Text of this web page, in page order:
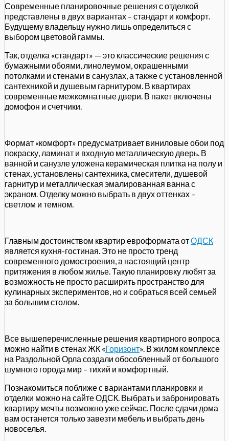
Современные планировочные решения с отделкой
представлены в двух вариантах – стандарт и комфорт.
Будущему владельцу нужно лишь определиться с
выбором цветовой гаммы.
Так, отделка «стандарт» — это классические решения с
бумажными обоями, линолеумом, окрашенными
потолками и стенами в санузлах, а также с установленной
сантехникой и душевым гарнитуром. В квартирах
современные межкомнатные двери. В пакет включены
домофон и счетчики.
Формат «комфорт» предусматривает виниловые обои под
покраску, ламинат и входную металлическую дверь. В
ванной и санузле уложена керамическая плитка на полу и
стенах, установлены сантехника, смесители, душевой
гарнитур и металлическая эмалированная ванна с
экраном. Отделку можно выбрать в двух оттенках –
светлом и темном.
Главным достоинством квартир евроформата отОДСК
является кухня-гостиная. Это не просто тренд
современного домостроения, а настоящий центр
притяжения в любом жилье. Такую планировку любят за
возможность не просто расширить пространство для
кулинарных экспериментов, но и собраться всей семьей
за большим столом.
Все вышеперечисленные решения квартирного вопроса
можно найти в стенах ЖК «Горизонт». В жилом комплексе
на Раздольной Орла создали обособленный от большого
шумного города мир – тихий и комфортный.
Познакомиться поближе с вариантами планировки и
отделки можно на сайте ОДСК. Выбрать и забронировать
квартиру мечты возможно уже сейчас. После сдачи дома
вам останется только завезти мебель и выбрать день
новоселья.